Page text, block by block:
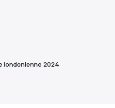
londonienne 2024